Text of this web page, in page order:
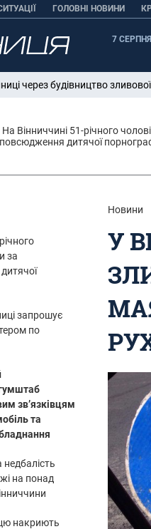
ГОЛОВНІ НОВИНИ
7 СЕРПНЯ
через будівництво
На Вінниччині 51-річного
дитячої
Новини
У
за
запрошує
по
зв’язківцям
та
на понад
накриють